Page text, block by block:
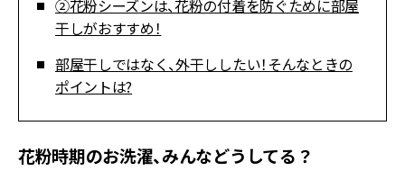
②花粉シーズンは、花粉の付着を防ぐために部屋
干しがおすすめ！
部屋干しではなく、外干ししたい！そんなときの
ポイントは?
花粉時期のお洗濯、みんなどうしてる？